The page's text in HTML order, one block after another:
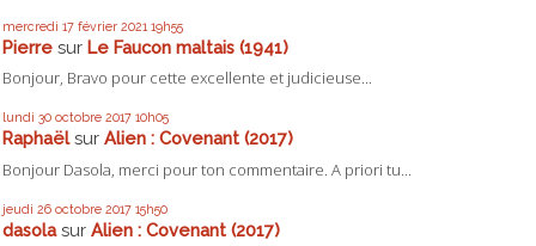
mercredi 17 février 2021 19h55
Pierre sur Le Faucon maltais (1941)
Bonjour, Bravo pour cette excellente et judicieuse...
lundi 30 octobre 2017 10h05
Raphaëlsur Alien : Covenant (2017)
Bonjour Dasola, merci pour ton commentaire. A priori tu...
jeudi 26 octobre 2017 15h50
dasolasur Alien : Covenant (2017)